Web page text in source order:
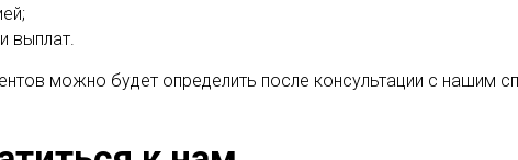
выплат.
можно будет определить после консультации с нашим